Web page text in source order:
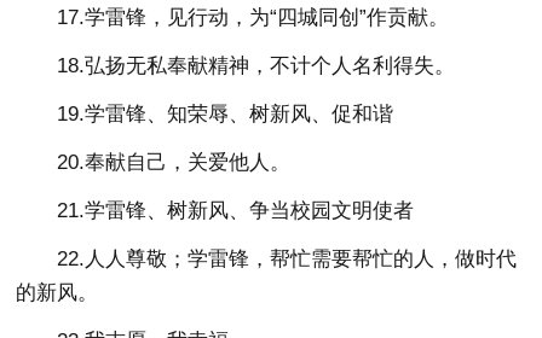
17.学雷锋，见行动，为“四城同创”作贡献。
18.弘扬无私奉献精神，不计个人名利得失。
19.学雷锋、知荣辱、树新风、促和谐
20.奉献自己，关爱他人。
21.学雷锋、树新风、争当校园文明使者
22.人人尊敬；学雷锋，帮忙需要帮忙的人，做时代
的新风。